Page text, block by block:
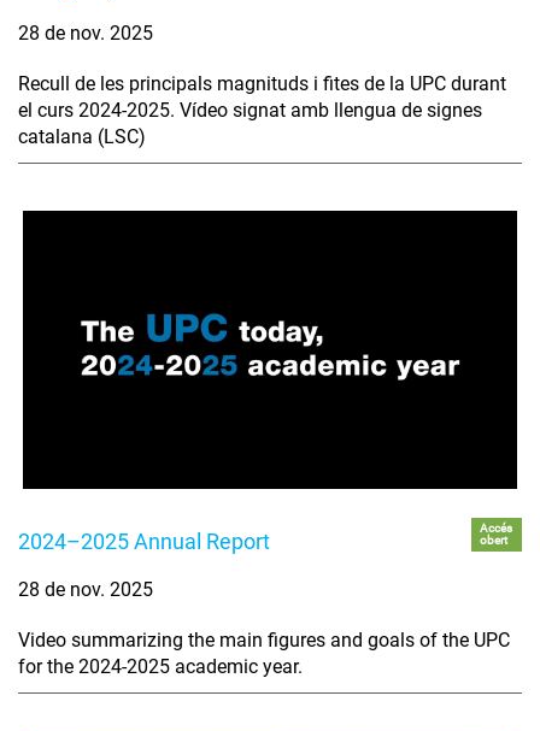
28 de nov. 2025
Recull de les principals magnituds i fites de la UPC durant
el curs 2024-2025. Vídeo signat amb llengua de signes
catalana (LSC)
2024–2025 Annual Report
Accés
obert
28 de nov. 2025
Video summarizing the main figures and goals of the UPC
for the 2024-2025 academic year.